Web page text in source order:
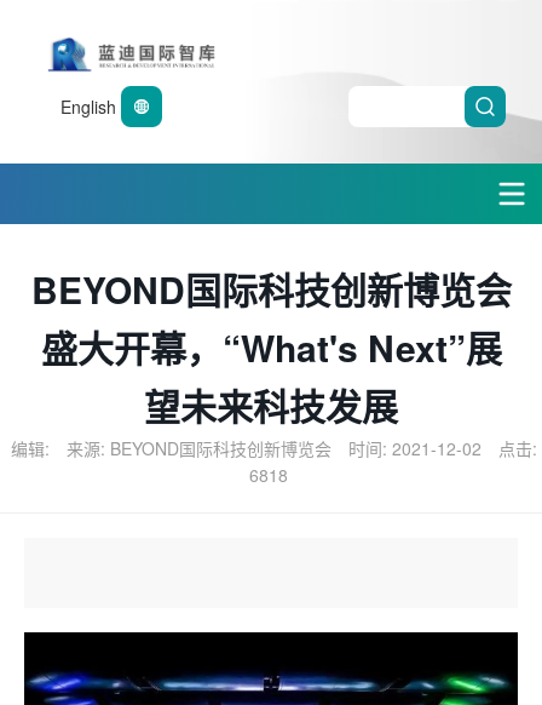
English
BEYOND国际科技创新博览会
盛大开幕，“What's Next”展
望未来科技发展
编辑: 来源: BEYOND国际科技创新博览会 时间: 2021-12-02
点击:
6818